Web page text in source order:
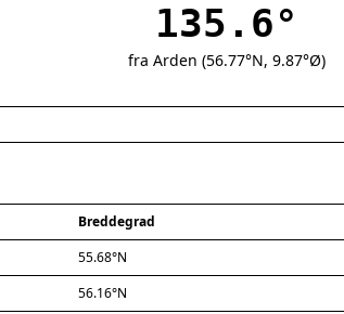
135.6°
fra Arden (56.77°N, 9.87°Ø)
Breddegrad
55.68°N
56.16°N